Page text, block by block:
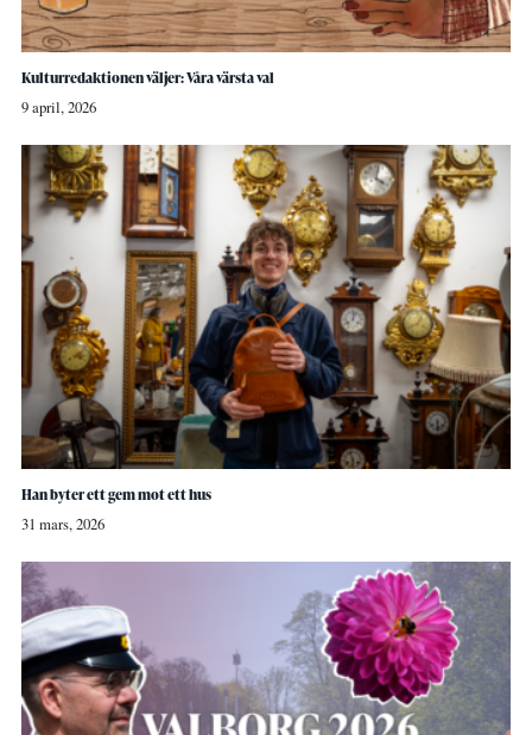
Kulturredaktionen väljer: Våra värsta val
9 april, 2026
Han byter ett gem mot ett hus
31 mars, 2026